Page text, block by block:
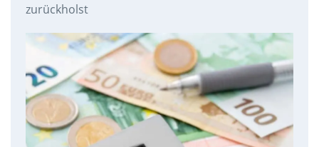
zurückholst